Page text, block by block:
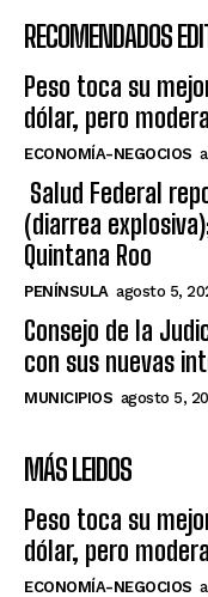
RECOMENDADOS
Peso toca su
dólar, pero
ECONOMÍA-NEGOCIOS
Salud Federal
(diarrea
Quintana Roo
PENÍNSULA agosto 5,
Consejo de la
con sus nuevas
MUNICIPIOS agosto 5,
MÁS LEIDOS
Peso toca su
dólar, pero
ECONOMÍA-NEGOCIOS